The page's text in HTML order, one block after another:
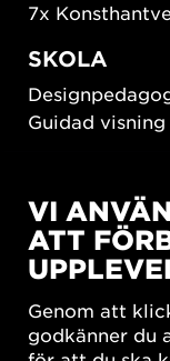
7x
SKOLA
Guidad visning
New European
Share Future
What Matter_s
VI
ATT
Genom att
godkänner du